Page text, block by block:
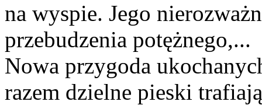
na wyspie. Jego
przebudzenia potężnego,...
Nowa przygoda
razem dzielne pieski